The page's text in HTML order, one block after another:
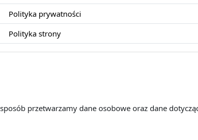
Polityka prywatności
Polityka strony
przetwarzamy dane osobowe oraz dane